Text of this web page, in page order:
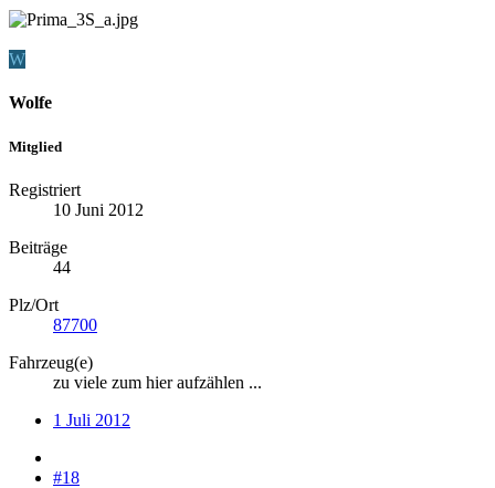
W
Wolfe
Mitglied
Registriert
10 Juni 2012
Beiträge
44
Plz/Ort
87700
Fahrzeug(e)
zu viele zum hier aufzählen ...
1 Juli 2012
#18